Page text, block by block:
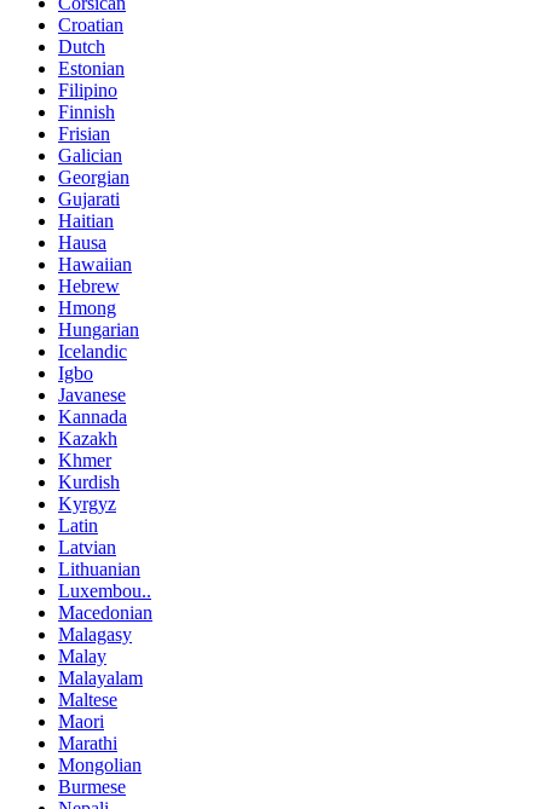
Croatian
Dutch
Estonian
Filipino
Finnish
Frisian
Galician
Georgian
Gujarati
Haitian
Hausa
Hawaiian
Hebrew
Hmong
Hungarian
Icelandic
Igbo
Javanese
Kannada
Kazakh
Khmer
Kurdish
Kyrgyz
Latin
Latvian
Lithuanian
Luxembou..
Macedonian
Malagasy
Malay
Malayalam
Maltese
Maori
Marathi
Mongolian
Burmese